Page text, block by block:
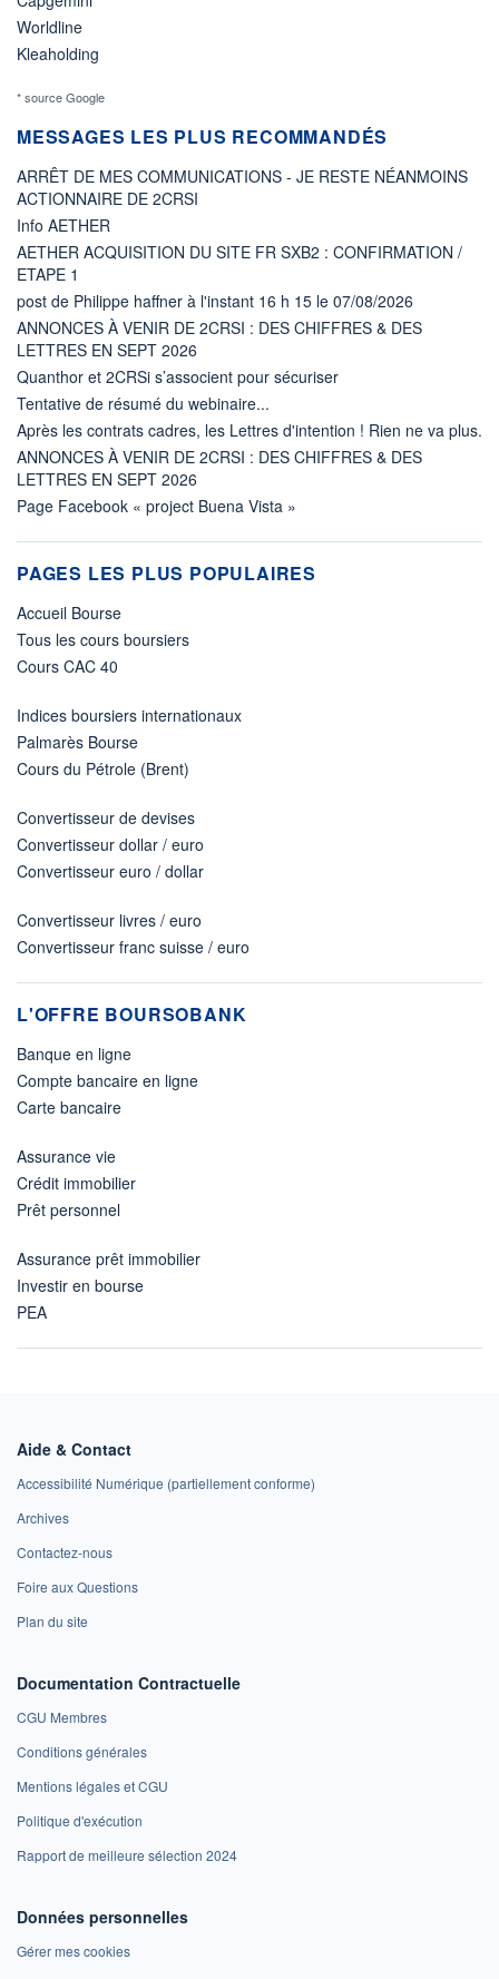
Worldline
Kleaholding
* source Google
MESSAGES LES PLUS RECOMMANDÉS
ARRÊT DE MES COMMUNICATIONS - JE RESTE NÉANMOINS
ACTIONNAIRE DE 2CRSI
Info AETHER
AETHER ACQUISITION DU SITE FR SXB2 : CONFIRMATION /
ETAPE 1
post de Philippe haffner à l'instant 16 h 15 le 07/08/2026
ANNONCES À VENIR DE 2CRSI : DES CHIFFRES & DES
LETTRES EN SEPT 2026
Quanthor et 2CRSi s’associent pour sécuriser
Tentative de résumé du webinaire...
Après les contrats cadres, les Lettres d'intention ! Rien ne va plus.
ANNONCES À VENIR DE 2CRSI : DES CHIFFRES & DES
LETTRES EN SEPT 2026
Page Facebook « project Buena Vista »
PAGES LES PLUS POPULAIRES
Accueil Bourse
Tous les cours boursiers
Cours CAC 40
Indices boursiers internationaux
Palmarès Bourse
Cours du Pétrole (Brent)
Convertisseur de devises
Convertisseur dollar / euro
Convertisseur euro / dollar
Convertisseur livres / euro
Convertisseur franc suisse / euro
L'OFFRE BOURSOBANK
Banque en ligne
Compte bancaire en ligne
Carte bancaire
Assurance vie
Crédit immobilier
Prêt personnel
Assurance prêt immobilier
Investir en bourse
PEA
Aide & Contact
Accessibilité Numérique (partiellement conforme)
Archives
Contactez-nous
Foire aux Questions
Plan du site
Documentation Contractuelle
CGU Membres
Conditions générales
Mentions légales et CGU
Politique d'exécution
Rapport de meilleure sélection 2024
Données personnelles
Gérer mes cookies